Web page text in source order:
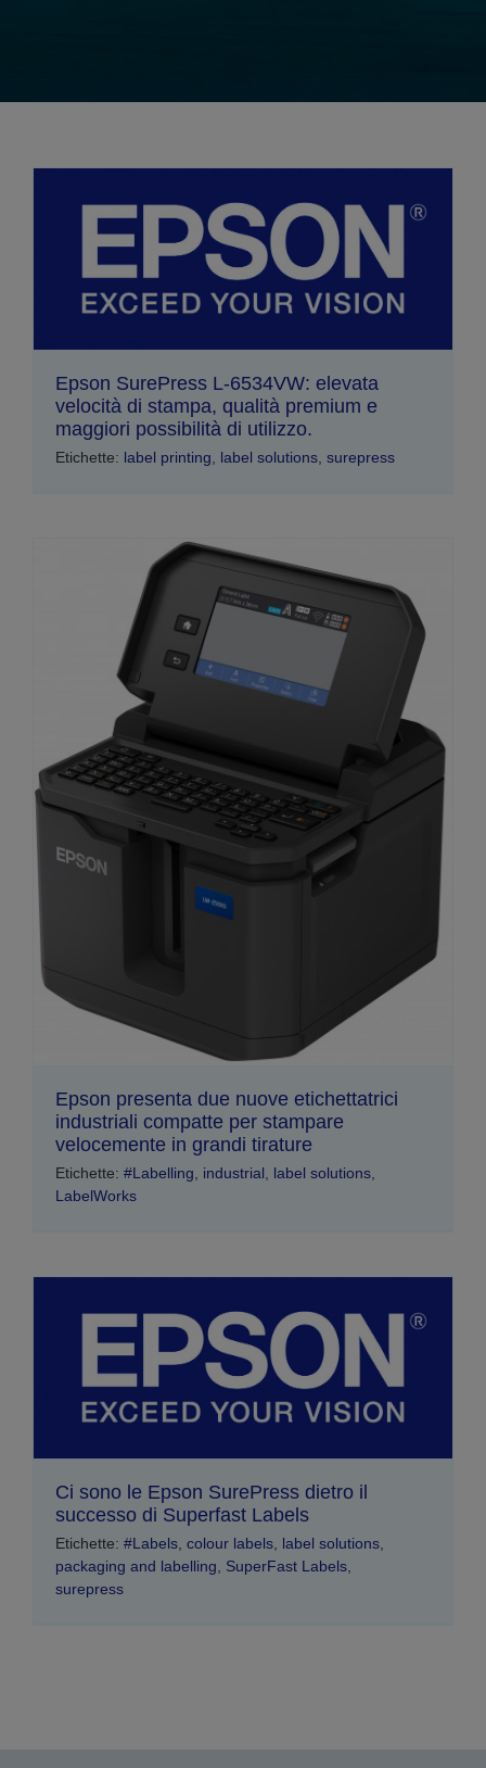
Epson SurePress L-6534VW: elevata
velocità di stampa, qualità premium e
maggiori possibilità di utilizzo.
Etichette: label printing label solutions surepress
Epson presenta due nuove etichettatrici
industriali compatte per stampare
velocemente in grandi tirature
Etichette: #Labelling industrial label solutions
LabelWorks
Ci sono le Epson SurePress dietro il
successo di Superfast Labels
Etichette: #Labels colour labels label solutions
packaging and labelling
SuperFast Labels
surepress